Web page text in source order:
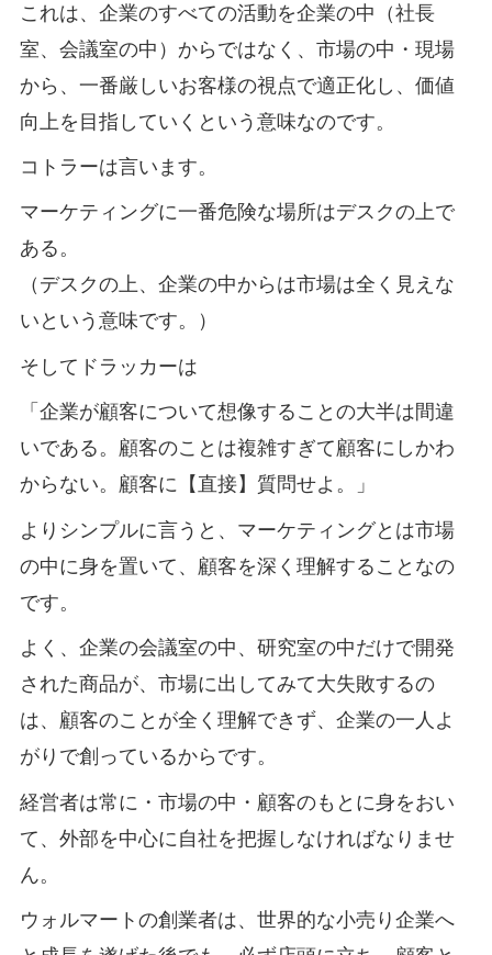
これは、企業のすべての活動を企業の中（社長
室、会議室の中）からではなく、市場の中・現場
から、一番厳しいお客様の視点で適正化し、価値
向上を目指していくという意味なのです。
コトラーは言います。
マーケティングに一番危険な場所はデスクの上で
ある。
（デスクの上、企業の中からは市場は全く見えな
いという意味です。）
そしてドラッカーは
「企業が顧客について想像することの大半は間違
いである。顧客のことは複雑すぎて顧客にしかわ
からない。顧客に【直接】質問せよ。」
よりシンプルに言うと、マーケティングとは市場
の中に身を置いて、顧客を深く理解することなの
です。
よく、企業の会議室の中、研究室の中だけで開発
された商品が、市場に出してみて大失敗するの
は、顧客のことが全く理解できず、企業の一人よ
がりで創っているからです。
経営者は常に・市場の中・顧客のもとに身をおい
て、外部を中心に自社を把握しなければなりませ
ん。
ウォルマートの創業者は、世界的な小売り企業へ